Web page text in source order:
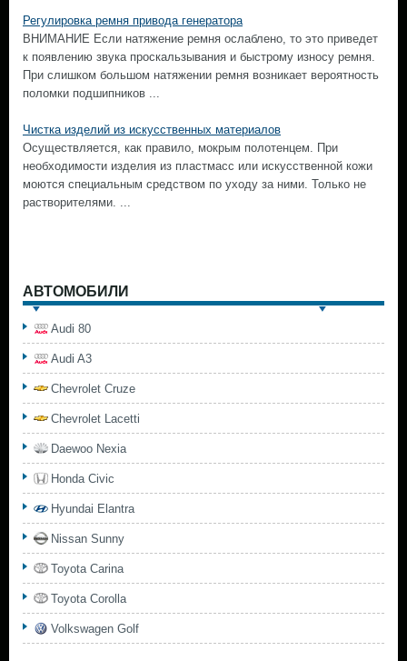
Регулировка ремня привода генератора
ВНИМАНИЕ Если натяжение ремня ослаблено, то это приведет
к появлению звука проскальзывания и быстрому износу ремня.
При слишком большом натяжении ремня возникает вероятность
поломки подшипников ...
Чистка изделий из искусственных материалов
Осуществляется, как правило, мокрым полотенцем. При
необходимости изделия из пластмасс или искусственной кожи
моются специальным средством по уходу за ними. Только не
растворителями. ...
АВТОМОБИЛИ
Audi 80
Audi A3
Chevrolet Cruze
Chevrolet Lacetti
Daewoo Nexia
Honda Civic
Hyundai Elantra
Nissan Sunny
Toyota Carina
Toyota Corolla
Volkswagen Golf